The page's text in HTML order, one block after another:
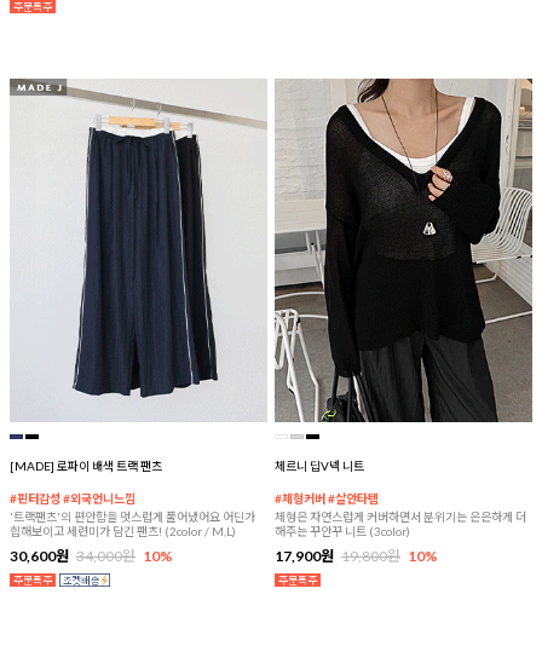
[MADE] 로파이 배색 트랙 팬츠
#핀터감성 #외국언니느낌
'트랙팬츠'의 편안함을 멋스럽게 풀어냈어요 어딘가
힙해보이고 세련미가 담긴 팬츠! (2color / M,L)
30,600원 34,000원 10%
체르니 딥V넥 니트
#체형커버 #살안타템
체형은 자연스럽게 커버하면서 분위기는 은은하게 더
해주는 꾸안꾸 니트 (3color)
17,900원 19,800원 10%